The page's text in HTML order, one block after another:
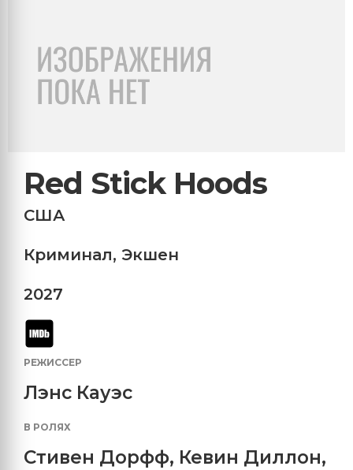
Red Stick Hoods
США
Криминал, Экшен
2027
РЕЖИССЕР
Лэнс Кауэс
В РОЛЯХ
Стивен Дорфф, Кевин Диллон,